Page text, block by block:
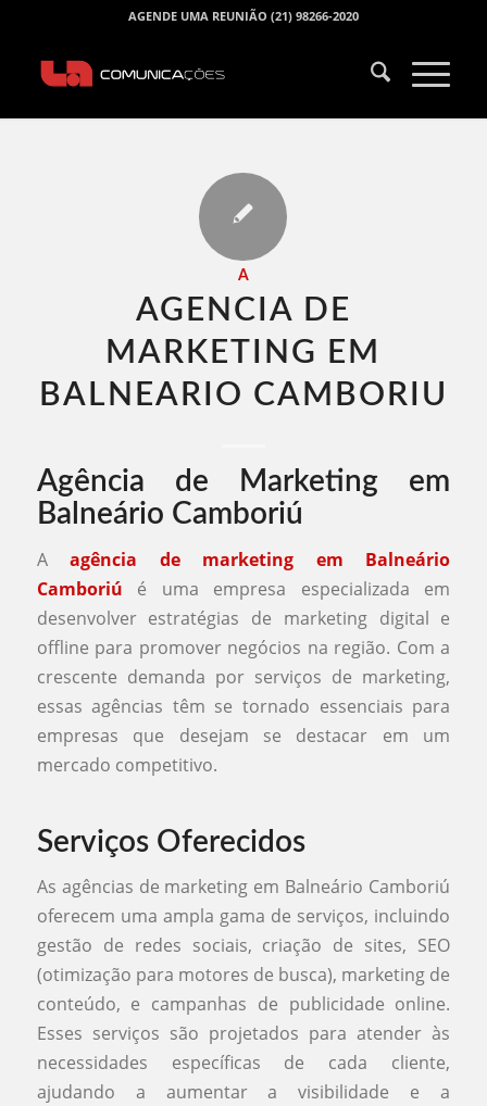
AGENDE UMA REUNIÃO (21) 98266-2020
A
AGENCIA DE
MARKETING EM
BALNEARIO CAMBORIU​
Agência de Marketing em
Balneário Camboriú
Aagência de marketing em Balneário
Camboriú é uma empresa especializada em
desenvolver estratégias de marketing digital e
offline para promover negócios na região. Com a
crescente demanda por serviços de marketing,
essas agências têm se tornado essenciais para
empresas que desejam se destacar em um
mercado competitivo.
Serviços Oferecidos
As agências de marketing em Balneário Camboriú
oferecem uma ampla gama de serviços, incluindo
gestão de redes sociais, criação de sites, SEO
(otimização para motores de busca), marketing de
conteúdo, e campanhas de publicidade online.
Esses serviços são projetados para atender às
necessidades específicas de cada cliente,
ajudando a aumentar a visibilidade e a